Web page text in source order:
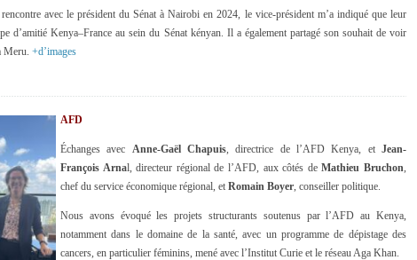
avec le président du Sénat à Nairobi en 2024, le vice-président m’a indiqué que leur
d’amitié Kenya–France au sein du Sénat kényan. Il a également partagé son souhait de voir
Meru. +d’images
AFD
Échanges avec Anne-Gaël Chapuis, directrice de l’AFD Kenya, etJean-
François Arnal, directeur régional de l’AFD, aux côtés deMathieu Bruchon,
chef du service économique régional, et Romain Boyer, conseiller politique.
Nous avons évoqué les projets structurants soutenus par l’AFD au Kenya,
notamment dans le domaine de la santé, avec un programme de dépistage des
cancers, en particulier féminins, mené avec l’Institut Curie et le réseau Aga Khan.